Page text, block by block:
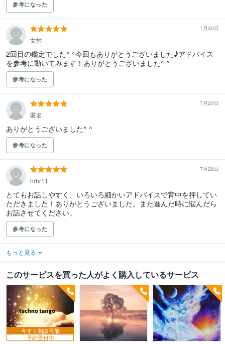
参考になった
7月30日
女性
2回目の鑑定でした^ ^今回もありがとうございました♪アドバイス
を参考に動いてみます！ありがとうございました^ ^
参考になった
7月20日
匿名
ありがとうございました^ ^
参考になった
7月28日
hrhr11
とてもお話しやすく、いろいろ細かいアドバイスで背中を押してい
ただきました！ありがとうございました。また進んだ時に悩んだら
お話させてください。
参考になった
もっと見る
このサービスを買った人がよく購入しているサービス
今すぐ相談可能
予約受付中